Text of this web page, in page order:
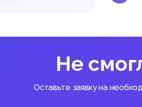
Не
Оставьте заявку на